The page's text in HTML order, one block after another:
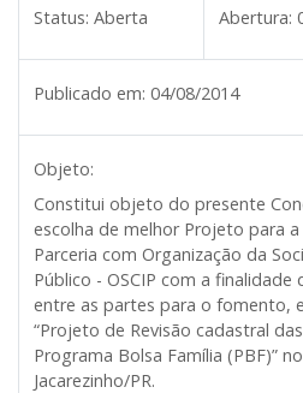
Status: Aberta Abertura:
Publicado em: 04/08/2014
Objeto:
Constitui objeto do presente
escolha de melhor Projeto para
Parceria com Organização da
Público - OSCIP com a
entre as partes para o fomento,
“Projeto de Revisão cadastral
Programa Bolsa Família (PBF)”
Jacarezinho/PR.